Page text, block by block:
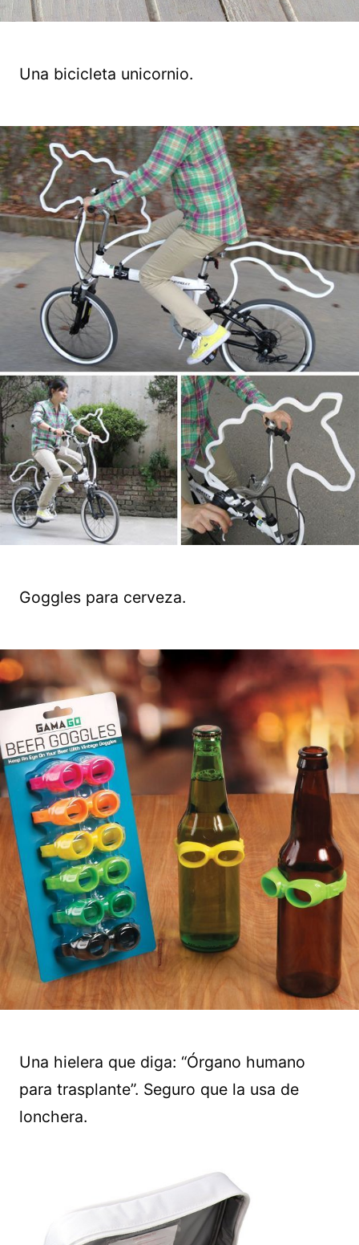
Una bicicleta unicornio.
Goggles para cerveza.
Una hielera que diga: “Órgano humano
para trasplante”. Seguro que la usa de
lonchera.